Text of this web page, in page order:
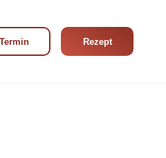
Termin Rezept